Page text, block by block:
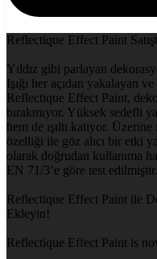
Reflectique Effect Paint
Yıldız gibi parlayan
Işığı her açıdan yakalayan
Reflectique Effect Paint,
bırakmıyor. Yüksek sedefli
hem de ışıltı katıyor.
özelliği ile göz alıcı bir etki
olarak doğrudan kullanıma
EN 71/3’e göre test edilmiştir.
Reflectique Effect Paint ile
Ekleyin!
Reflectique Effect Paint is